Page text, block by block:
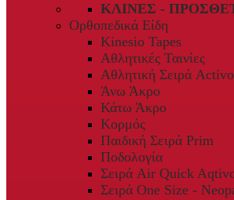
ΚΛΊΝΕΣ -
Ορθοπεδικά Είδη
Kinesio Tapes
Αθλητικές Ταινίες
Αθλητική Σειρά
Άνω Άκρο
Κάτω Άκρο
Κορμός
Παιδική Σειρά Prim
Ποδολογία
Σειρά Air Quick
Σειρά One Size -